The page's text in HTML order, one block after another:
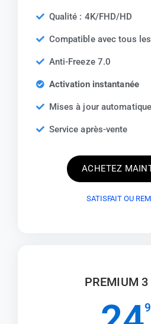
Qualité : 4K/FHD/HD
Compatible avec tous
Anti-Freeze 7.0
Activation instantanée
Mises à jour
Service après-vente
ACHETEZ
SATISFAIT OU
PREMIUM